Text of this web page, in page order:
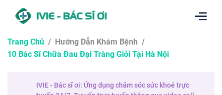
Trang Chủ / Hướng Dẫn Khám Bệnh /
10 Bác Sĩ Chữa Đau Đại Tràng Giỏi Tại Hà Nội
IVIE - Bác sĩ ơi: Ứng dụng chăm sóc sức khoẻ trực